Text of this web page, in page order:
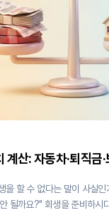
권자의 경매 진행이 중지돼
계산: 자동차·퇴직금
을 할 수 없다는 말이 사실
'청산가치'라는 단어를 종종